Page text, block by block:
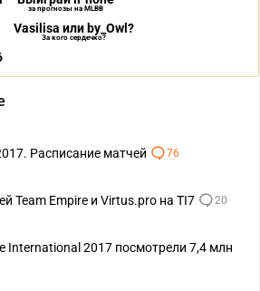
за прогнозы на MLBB
Vasilisa или by_Owl?
За кого сердечко?
Расписание матчей
76
Team Empire и Virtus.pro на TI7
20
International 2017 посмотрели 7,4 млн